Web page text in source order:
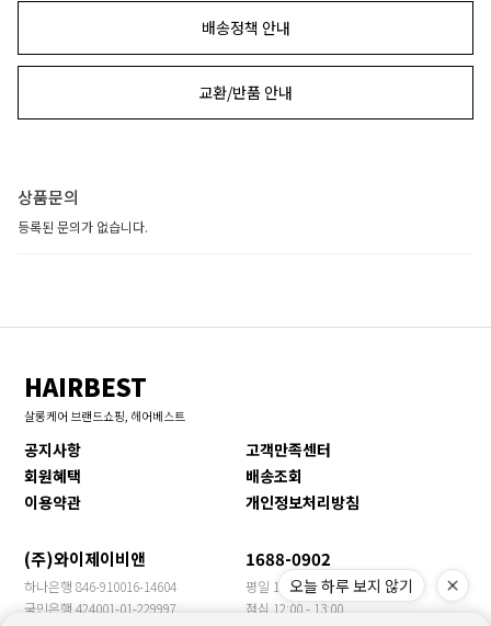
배송정책 안내
교환/반품 안내
상품문의
등록된 문의가 없습니다.
HAIRBEST
살롱케어 브랜드쇼핑, 헤어베스트
공지사항
고객만족센터
회원혜택
배송조회
이용약관
개인정보처리방침
(주)와이제이비앤 1688-0902
하나은행 846-910016-14604
국민은행 424001-01-229997
평일 10:00 - 17:00
점심 12:00 - 13:00
오늘 하루 보지 않기